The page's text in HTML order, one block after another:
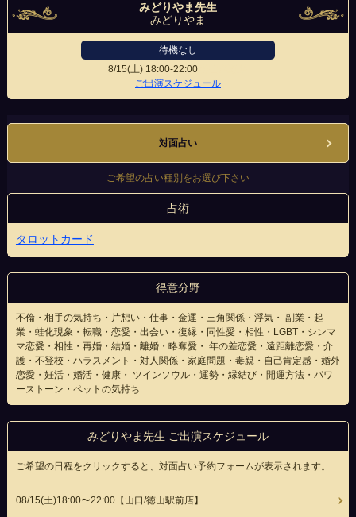
みどりやま先生
みどりやま
待機なし
8/15(土) 18:00-22:00
ご出演スケジュール
対面占い
ご希望の占い種別をお選び下さい
占術
タロットカード
得意分野
不倫・相手の気持ち・片想い・仕事・金運・三角関係・浮気・ 副業・起
業・蛙化現象・転職・恋愛・出会い・復縁・同性愛・相性・LGBT・シンマ
マ恋愛・相性・再婚・結婚・離婚・略奪愛・ 年の差恋愛・遠距離恋愛・介
護・不登校・ハラスメント・対人関係・家庭問題・毒親・自己肯定感・婚外
恋愛・妊活・婚活・健康・ ツインソウル・運勢・縁結び・開運方法・パワ
ーストーン・ペットの気持ち
みどりやま先生 ご出演スケジュール
ご希望の日程をクリックすると、対面占い予約フォームが表示されます。
08/15(土)18:00〜22:00【山口/徳山駅前店】